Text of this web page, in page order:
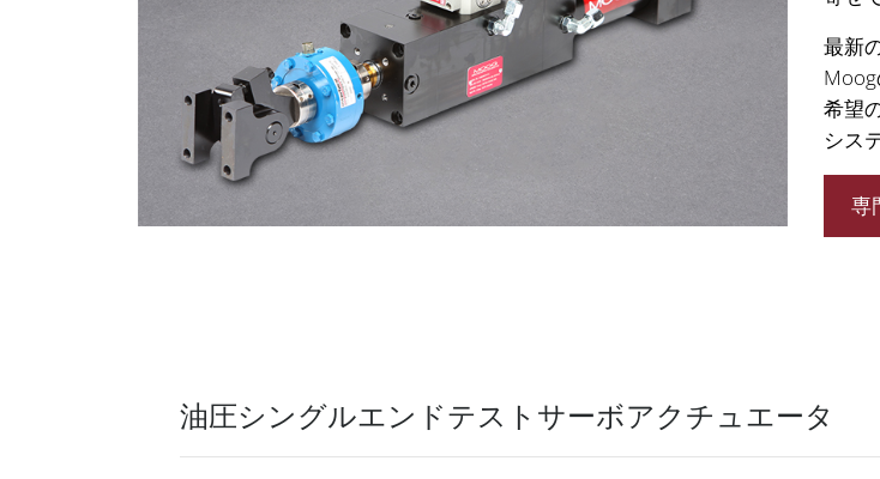
最新
希望
シス
専
油圧シングルエンドテストサーボアクチュエータ